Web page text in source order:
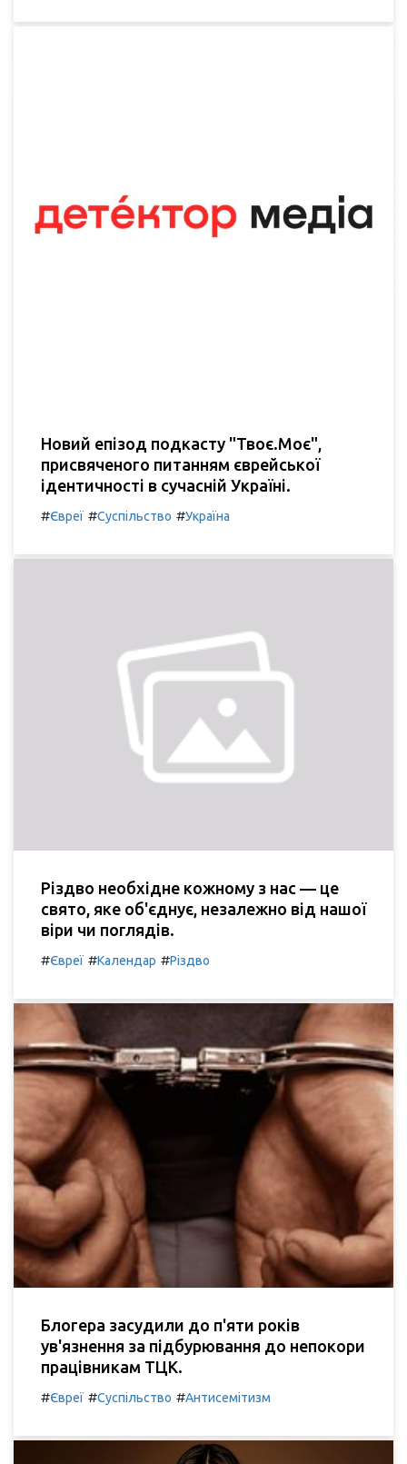
Новий епізод подкасту "Твоє.Моє",
присвяченого питанням єврейської
ідентичності в сучасній Україні.
#Євреї #Суспільство #Україна
Різдво необхідне кожному з нас — це
свято, яке об'єднує, незалежно від нашої
віри чи поглядів.
#Євреї #Календар #Різдво
Блогера засудили до п'яти років
ув'язнення за підбурювання до непокори
працівникам ТЦК.
#Євреї #Суспільство #Антисемітизм